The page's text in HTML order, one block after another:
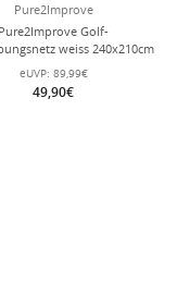
Pure2Improve
Pure2Improve Golf-
weiss 240x210cm
eUVP: 89,99€
49,90€